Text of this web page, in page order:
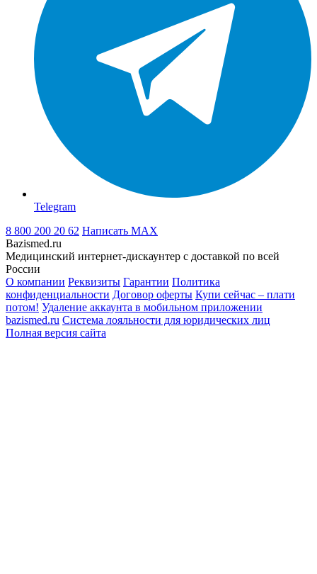
Telegram
8 800 200 20 62 Написать MAX
Bazismed.ru
Медицинский интернет-дискаунтер с доставкой по всей
России
О компании Реквизиты Гарантии Политика
конфиденциальности Договор оферты Купи сейчас – плати
потом! Удаление аккаунта в мобильном приложении
bazismed.ru Система лояльности для юридических лиц
Полная версия сайта